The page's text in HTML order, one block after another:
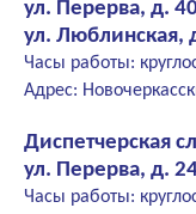
ул. Перерва, д.
ул. Люблинская,
Часы работы:
Адрес:
Диспетчерская
ул. Перерва, д.
Часы работы: